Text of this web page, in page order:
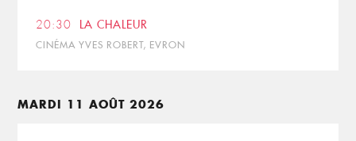
20:30 LA CHALEUR
CINÉMA YVES ROBERT, EVRON
MARDI 11 AOÛT 2026